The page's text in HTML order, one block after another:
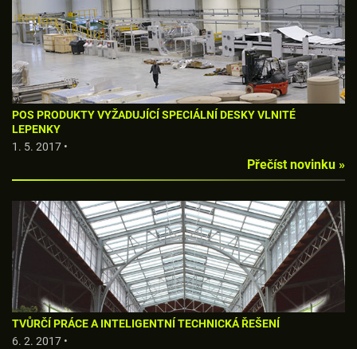
POS PRODUKTY VYŽADUJÍCÍ SPECIÁLNÍ DESKY VLNITÉ
LEPENKY
1. 5. 2017 •
Přečíst novinku »
TVŮRČÍ PRÁCE A INTELIGENTNÍ TECHNICKÁ ŘEŠENÍ
6. 2. 2017 •